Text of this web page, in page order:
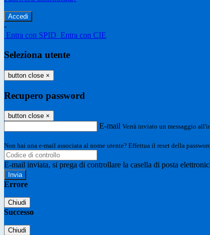
-
Entra con SPID Entra con CIE
Seleziona utente
button close ×
Recupero password
button close ×
E-mail Verrà inviato un messaggio
Non hai una e-mail associata al nome utente? Effettua il reset della
E-mail inviata, si prega di controllare la casella di posta
Errore
Chiudi
Successo
Chiudi